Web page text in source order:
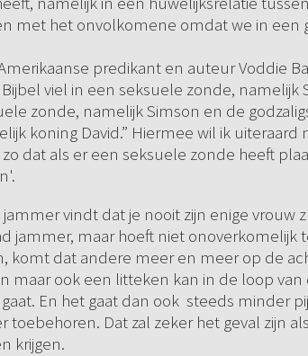
met het onvolkomene omdat we in een
predikant en auteur Voddie
viel in een seksuele zonde, namelijk
zonde, namelijk Simson en de
koning David.” Hiermee wil ik uiteraard
dat als er een seksuele zonde heeft
vindt dat je nooit zijn enige vrouw
jammer, maar hoeft niet onoverkomelijk
komt dat andere meer en meer op de
maar ook een litteken kan in de loop van
En het gaat dan ook steeds minder
toebehoren. Dat zal zeker het geval zijn
krijgen.